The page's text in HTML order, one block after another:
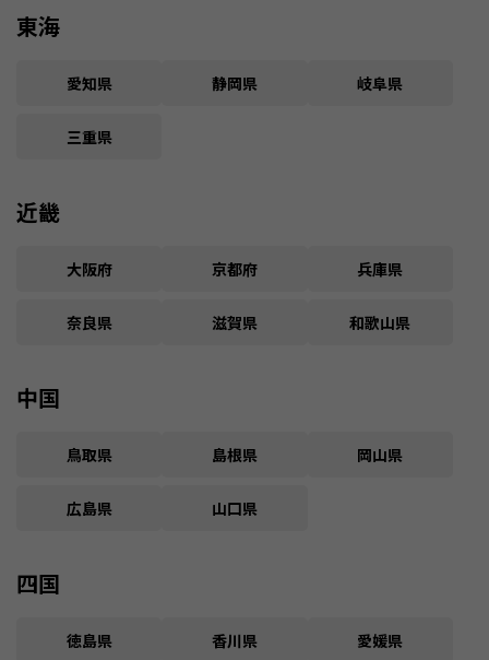
東海
愛知県 静岡県 岐阜県
三重県
近畿
大阪府 京都府 兵庫県
奈良県 滋賀県 和歌山県
中国
鳥取県 島根県 岡山県
広島県 山口県
四国
徳島県 香川県 愛媛県